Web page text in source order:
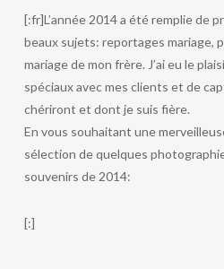
[:fr]L’année 2014 a été remplie de
beaux sujets: reportages mariage,
mariage de mon frère. J’ai eu le
spéciaux avec mes clients et de
chériront et dont je suis fière.
En vous souhaitant une
sélection de quelques
souvenirs de 2014:
[:]